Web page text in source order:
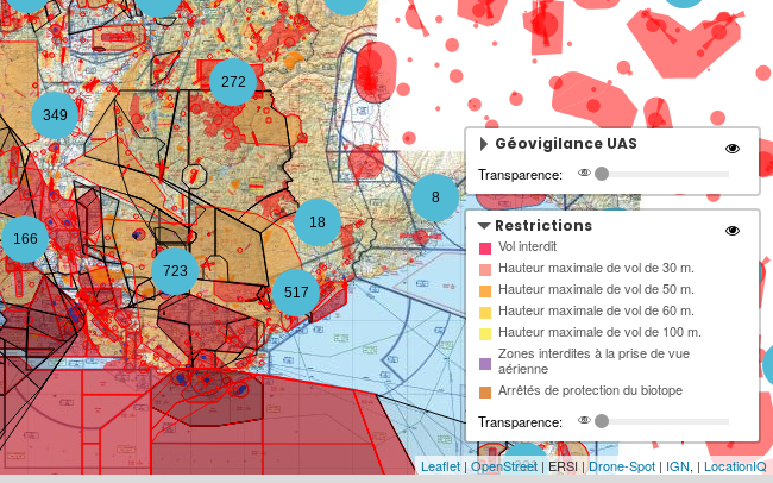
221
517
723
272
349
166
8
18
Géovigilance UAS
Transparence:
Restrictions
Vol interdit
Hauteur maximale de vol de 30 m.
Hauteur maximale de vol de 50 m.
Hauteur maximale de vol de 60 m.
Hauteur maximale de vol de 100 m.
Zones interdites à la prise de vue
aérienne
Arrêtés de protection du biotope
Transparence:
Leaflet | OpenStreet | ERSI | Drone-Spot | IGN, | LocationIQ